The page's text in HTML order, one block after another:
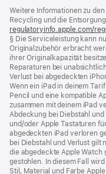
Weitere Informationen zu
Recycling und die
regulatoryinfo.apple.com/
§ Die Serviceleistung kann
Originalzubehör erbracht
ihrer Originalkapazität
Reparaturen bei
Verlust bei abgedeckten
Wenn ein iPad in deinem
Pencil und eine kompatible
zusammen mit deinem iPad
Abdeckung bei Diebstahl
und/oder Apple Tastaturen
abgedeckten iPad verloren
bei Diebstahl und Verlust gilt
die abgedeckte Apple
gestohlen. In diesem Fall
Stil, Material und Farbe